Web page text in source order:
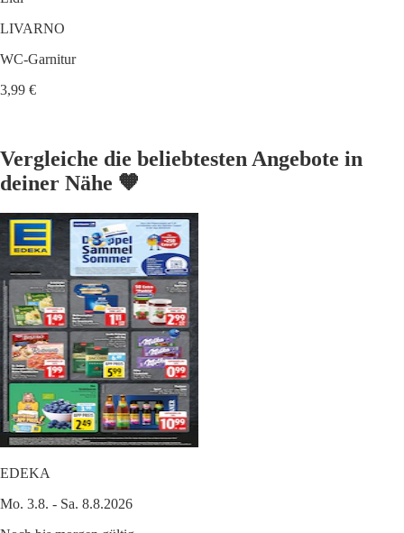
LIVARNO
WC-Garnitur
3,99 €
Vergleiche die beliebtesten Angebote in
deiner Nähe 🧡
EDEKA
Mo. 3.8. - Sa. 8.8.2026